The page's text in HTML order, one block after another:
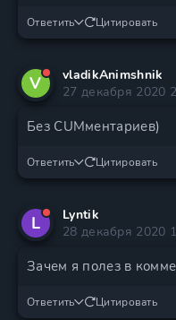
Ответить Цитировать
V
vladikAnimshnik
27 декабря 2020
Без CUMментариев)
Ответить Цитировать
L
Lyntik
28 декабря 2020
Зачем я полез в
Ответить Цитировать